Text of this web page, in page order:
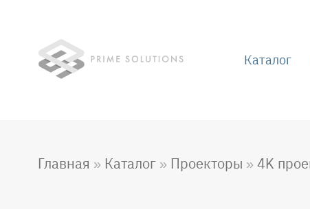
основному
содержанию
Каталог
Главная Каталог Проекторы 4K